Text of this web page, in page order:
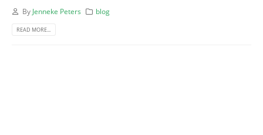
By Jenneke Peters blog
READ MORE...